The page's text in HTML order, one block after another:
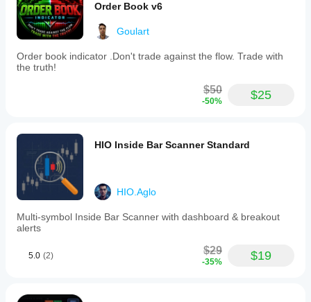
Order Book v6
Goulart
Order book indicator .Don't trade against the flow. Trade with
the truth!
$50
-50% $25
HIO Inside Bar Scanner Standard
HIO.Aglo
Multi-symbol Inside Bar Scanner with dashboard & breakout
alerts
5.0 (2) $29
-35% $19